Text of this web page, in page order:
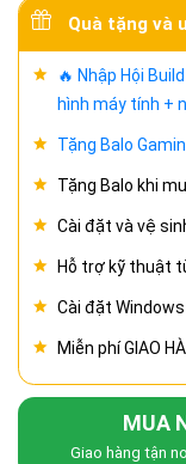
Quà tặng và
🔥 Nhập Hội
hình máy tính +
Tặng Balo
Tặng Balo khi
Cài đặt và vệ
Hỗ trợ kỹ thuật
Cài đặt
Miễn phí GIAO
MUA
Giao hàng tận